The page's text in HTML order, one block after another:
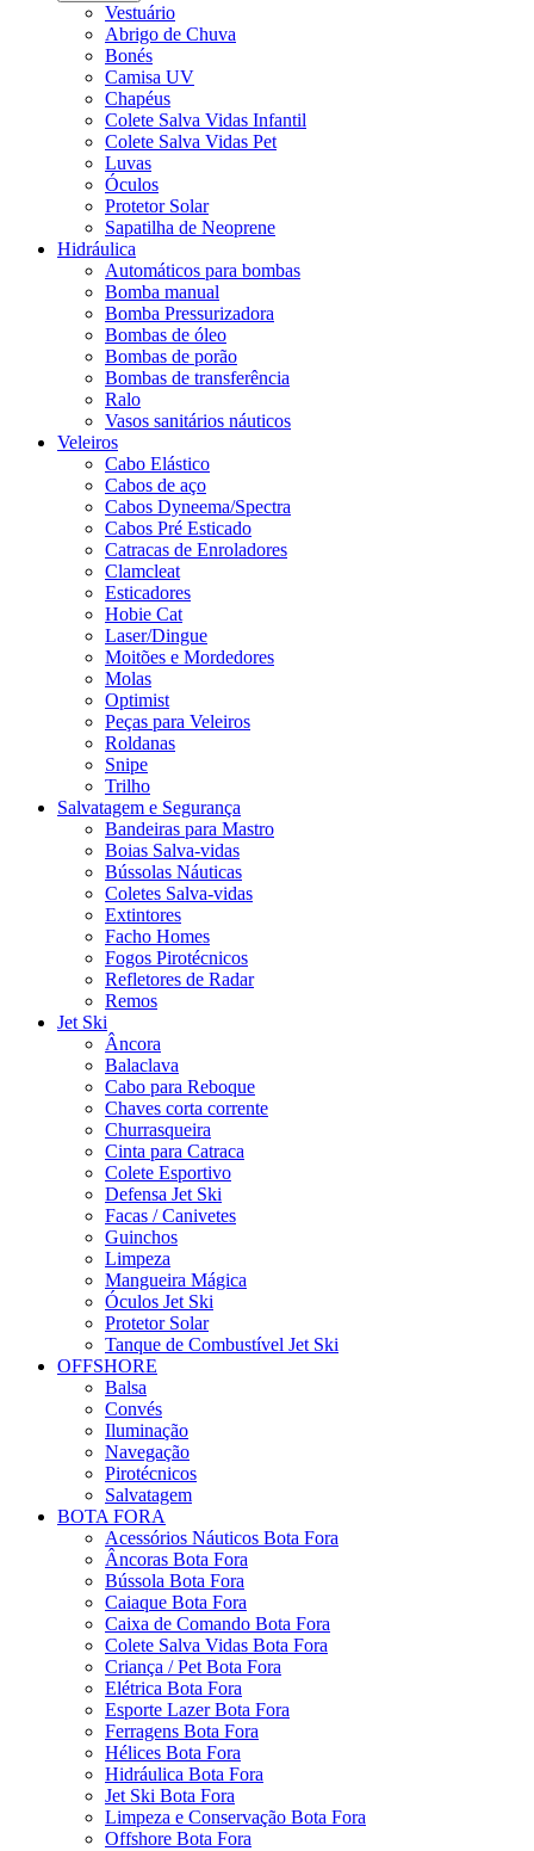
Vestuário
Abrigo de Chuva
Bonés
Camisa UV
Chapéus
Colete Salva Vidas Infantil
Colete Salva Vidas Pet
Luvas
Óculos
Protetor Solar
Sapatilha de Neoprene
Hidráulica
Automáticos para bombas
Bomba manual
Bomba Pressurizadora
Bombas de óleo
Bombas de porão
Bombas de transferência
Ralo
Vasos sanitários náuticos
Veleiros
Cabo Elástico
Cabos de aço
Cabos Dyneema/Spectra
Cabos Pré Esticado
Catracas de Enroladores
Clamcleat
Esticadores
Hobie Cat
Laser/Dingue
Moitões e Mordedores
Molas
Optimist
Peças para Veleiros
Roldanas
Snipe
Trilho
Salvatagem e Segurança
Bandeiras para Mastro
Boias Salva-vidas
Bússolas Náuticas
Coletes Salva-vidas
Extintores
Facho Homes
Fogos Pirotécnicos
Refletores de Radar
Remos
Jet Ski
Âncora
Balaclava
Cabo para Reboque
Chaves corta corrente
Churrasqueira
Cinta para Catraca
Colete Esportivo
Defensa Jet Ski
Facas / Canivetes
Guinchos
Limpeza
Mangueira Mágica
Óculos Jet Ski
Protetor Solar
Tanque de Combustível Jet Ski
OFFSHORE
Balsa
Convés
Iluminação
Navegação
Pirotécnicos
Salvatagem
BOTA FORA
Acessórios Náuticos Bota Fora
Âncoras Bota Fora
Bússola Bota Fora
Caiaque Bota Fora
Caixa de Comando Bota Fora
Colete Salva Vidas Bota Fora
Criança / Pet Bota Fora
Elétrica Bota Fora
Esporte Lazer Bota Fora
Ferragens Bota Fora
Hélices Bota Fora
Hidráulica Bota Fora
Jet Ski Bota Fora
Limpeza e Conservação Bota Fora
Offshore Bota Fora